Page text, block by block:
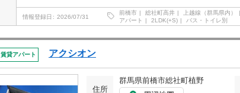
情報登録日 2026/07/31
前橋市 総社町高井 上越線（群馬県内）
アパート
2LDK(+S) バス・トイレ別
賃貸アパート アクシオン
住所
群馬県前橋市総社町植野